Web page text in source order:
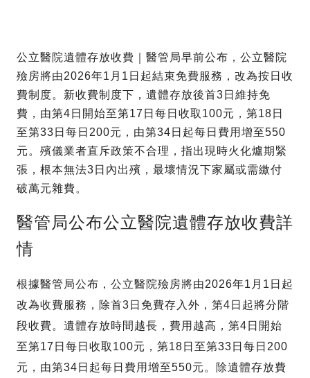
公立醫院遺體存放收費｜醫管局早前公布，公立醫院
殮房將由2026年1月1日起結束免費服務，改為按日收
費制度。新收費制度下，遺體存放後首3日維持免
費，由第4日開始至第17日每日收取100元，第18日
至第33日每日200元，由第34日起每日費用增至550
元。殯儀業者直斥政策不合理，指出現時火化爐期緊
張，根本無法3日內出殯，最壞情況下家屬或需繳付
破萬元雜費。
醫管局公布公立醫院遺體存放收費詳
情
根據醫管局公布，公立醫院殮房將由2026年1月1日起
改為收費服務，除首3日免費存入外，第4日起將分階
段收費。遺體存放時間越長，費用越高，第4日開始
至第17日每日收取100元，第18日至第33日每日200
元，由第34日起每日費用增至550元。除遺體存放費